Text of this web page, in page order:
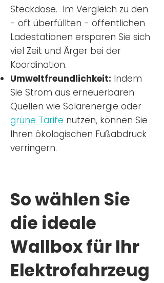
Steckdose. Im Vergleich zu den
- oft überfüllten - öffentlichen
Ladestationen ersparen Sie sich
viel Zeit und Ärger bei der
Koordination.
Umweltfreundlichkeit: Indem
Sie Strom aus erneuerbaren
Quellen wie Solarenergie oder
grüne Tarife nutzen, können Sie
Ihren ökologischen Fußabdruck
verringern.
So wählen Sie
die ideale
Wallbox für Ihr
Elektrofahrzeug